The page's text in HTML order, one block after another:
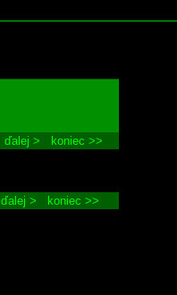
ďalej > koniec >>
ďalej > koniec >>